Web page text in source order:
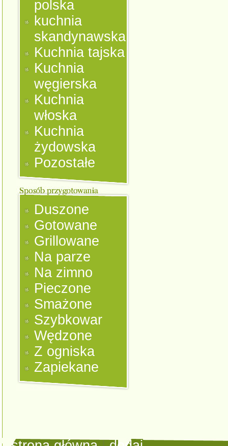
polska
kuchnia
skandynawska
Kuchnia tajska
Kuchnia
węgierska
Kuchnia
włoska
Kuchnia
żydowska
Pozostałe
Duszone
Gotowane
Grillowane
Na parze
Na zimno
Pieczone
Smażone
Szybkowar
Wędzone
Z ogniska
Zapiekane